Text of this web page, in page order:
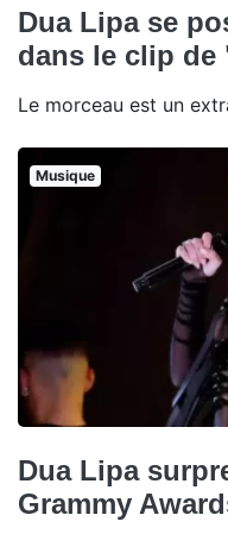
Dua Lipa se
dans le clip de
Le morceau est un
Musique
Dua Lipa
Grammy